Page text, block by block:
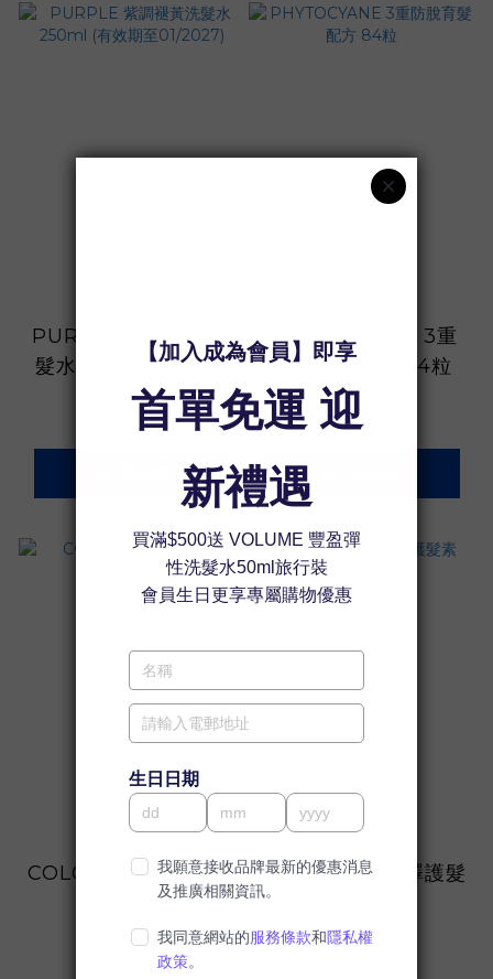
PURPLE 紫調褪黃洗
髮水 250ml (有效期
至01/2027)
HK$200.00
PHYTOCYANE 3重
防脫育髮配方 84粒
HK$790.00
COLOR 護色亮澤髮膜
200ml
HK$400.00
COLOR 護色亮澤護髮
HK$265.00